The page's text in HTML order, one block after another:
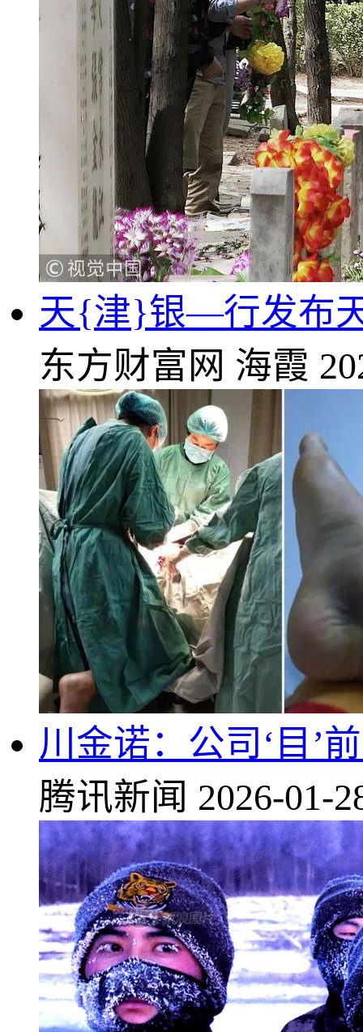
天{津}银—行发布
东方财富网 海霞
川金诺：公司‘目’
腾讯新闻 2026-01-